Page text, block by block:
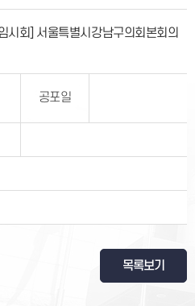
시회] 서울특별시강남구의회본회의
공포일
목록보기